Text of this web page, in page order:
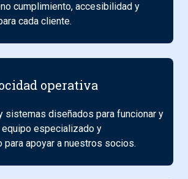
cumplimiento, accesibilidad y
cada cliente.
operativa
sistemas diseñados para funcionar y
equipo especializado y
para apoyar a nuestros socios.